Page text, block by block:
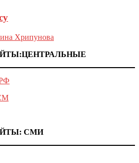
Хрипунова
СМИ